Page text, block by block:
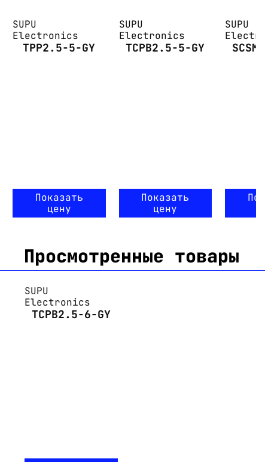
SUPU
Electronics
TPP2.5-5-GY
Показать
цену
SUPU
Electronics
TCPB2.5-5-GY
Показать
цену
SUPU
Просмотренные товары
SUPU
Electronics
TCPB2.5-6-GY